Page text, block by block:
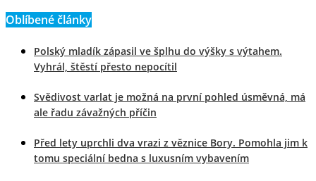
Oblíbené články
Polský mladík zápasil ve šplhu do výšky s výtahem.
Vyhrál, štěstí přesto nepocítil
Svědivost varlat je možná na první pohled úsměvná, má
ale řadu závažných příčin
Před lety uprchli dva vrazi z věznice Bory. Pomohla jim k
tomu speciální bedna s luxusním vybavením